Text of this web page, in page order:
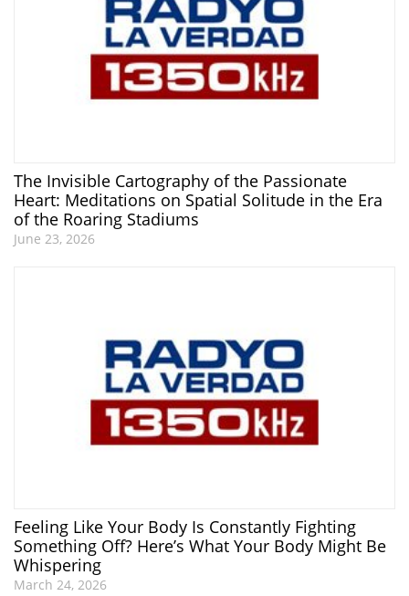
The Invisible Cartography of the Passionate
Heart: Meditations on Spatial Solitude in the Era
of the Roaring Stadiums
June 23, 2026
Feeling Like Your Body Is Constantly Fighting
Something Off? Here’s What Your Body Might Be
Whispering
March 24, 2026